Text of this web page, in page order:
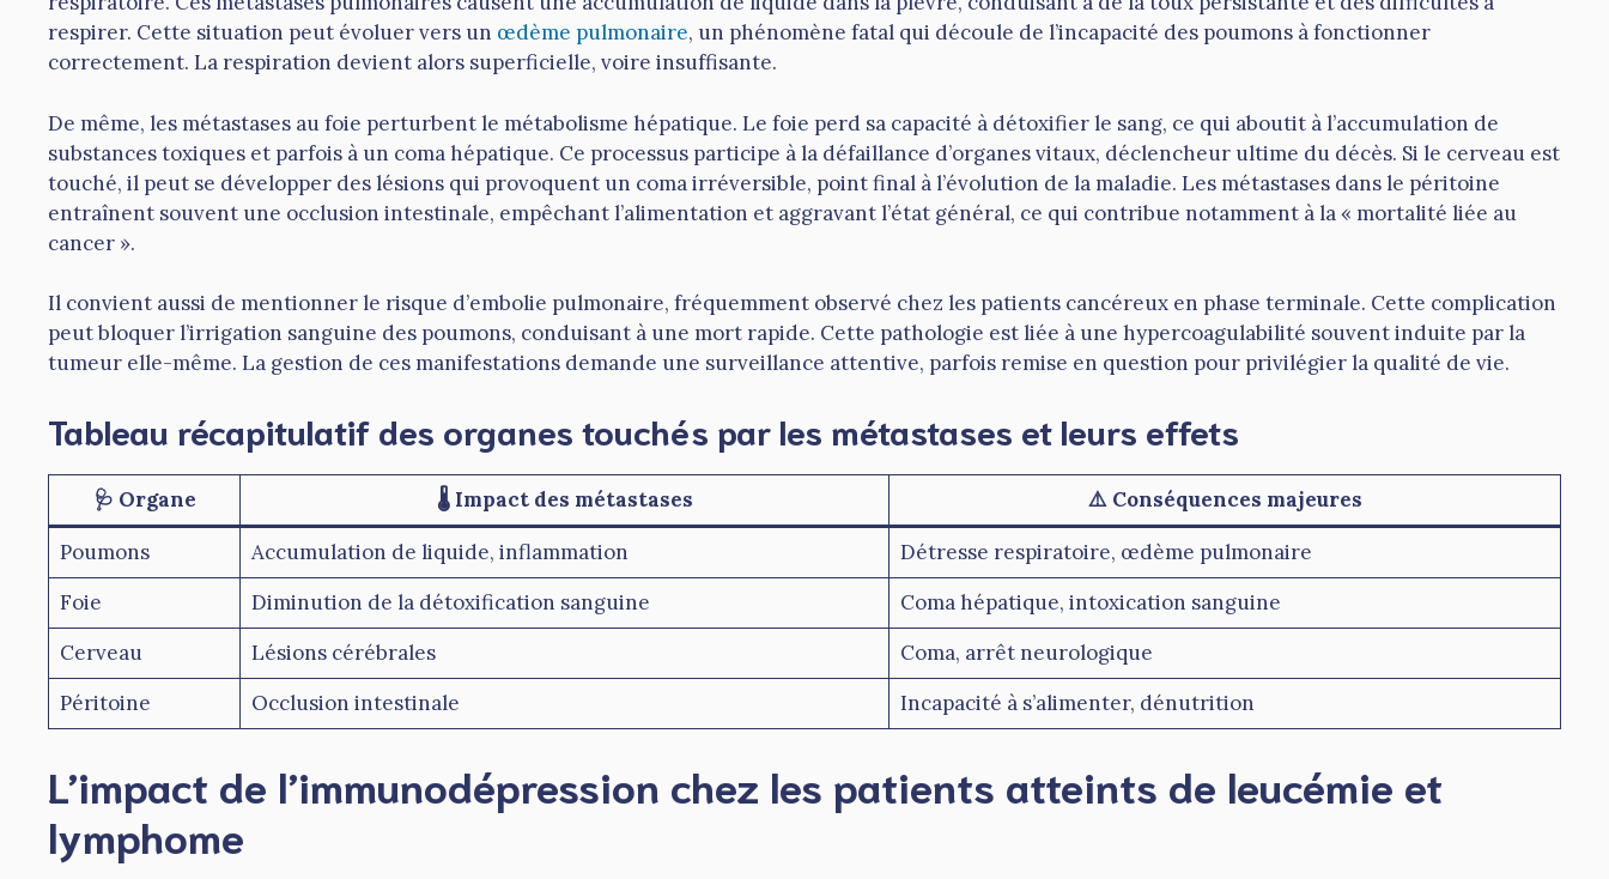
respirer. Cette situation peut évoluer vers un œdème pulmonaire, un phénomène fatal qui découle de l’incapacité des poumons à fonctionner
correctement. La respiration devient alors superficielle, voire insuffisante.
De même, les métastases au foie perturbent le métabolisme hépatique. Le foie perd sa capacité à détoxifier le sang, ce qui aboutit à l’accumulation de
substances toxiques et parfois à un coma hépatique. Ce processus participe à la défaillance d’organes vitaux, déclencheur ultime du décès. Si le cerveau est
touché, il peut se développer des lésions qui provoquent un coma irréversible, point final à l’évolution de la maladie. Les métastases dans le péritoine
entraînent souvent une occlusion intestinale, empêchant l’alimentation et aggravant l’état général, ce qui contribue notamment à la « mortalité liée au
cancer ».
Il convient aussi de mentionner le risque d’embolie pulmonaire, fréquemment observé chez les patients cancéreux en phase terminale. Cette complication
peut bloquer l’irrigation sanguine des poumons, conduisant à une mort rapide. Cette pathologie est liée à une hypercoagulabilité souvent induite par la
tumeur elle-même. La gestion de ces manifestations demande une surveillance attentive, parfois remise en question pour privilégier la qualité de vie.
Tableau récapitulatif des organes touchés par les métastases et leurs effets
🩺 Organe 🌡️ Impact des métastases
⚠️ Conséquences majeures
Poumons
Accumulation de liquide, inflammation
Détresse respiratoire, œdème pulmonaire
Foie
Diminution de la détoxification sanguine
Coma hépatique, intoxication sanguine
Cerveau
Lésions cérébrales
Coma, arrêt neurologique
Péritoine
Occlusion intestinale Incapacité à s’alimenter, dénutrition
L’impact de l’immunodépression chez les patients atteints de leucémie et
lymphome